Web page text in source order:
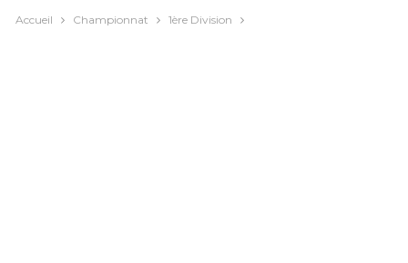
Accueil Championnat 1ère Division